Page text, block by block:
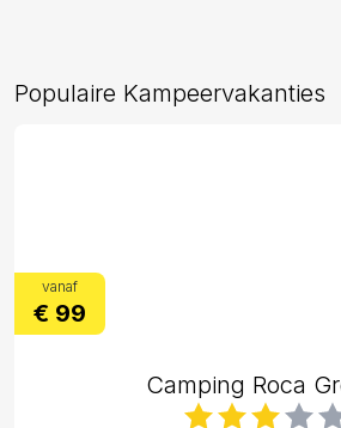
Populaire Kampeervakanties
vanaf
€ 99
Camping Roca